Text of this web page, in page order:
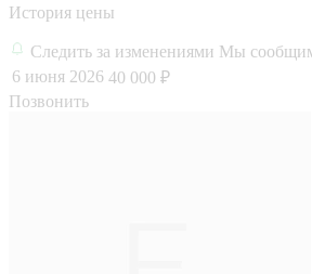
История цены
Следить за изменениями Мы
6 июня 2026 40 000 ₽
Позвонить